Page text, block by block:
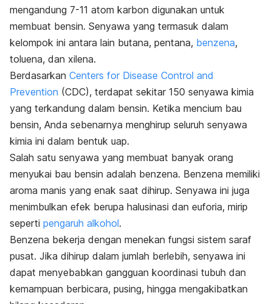
mengandung 7-11 atom karbon digunakan untuk
membuat bensin. Senyawa yang termasuk dalam
kelompok ini antara lain butana, pentana, benzena,
toluena, dan xilena.
Berdasarkan Centers for Disease Control and
Prevention (CDC), terdapat sekitar 150 senyawa kimia
yang terkandung dalam bensin. Ketika mencium bau
bensin, Anda sebenarnya menghirup seluruh senyawa
kimia ini dalam bentuk uap.
Salah satu senyawa yang membuat banyak orang
menyukai bau bensin adalah benzena. Benzena memiliki
aroma manis yang enak saat dihirup. Senyawa ini juga
menimbulkan efek berupa halusinasi dan euforia, mirip
seperti pengaruh alkohol.
Benzena bekerja dengan menekan fungsi sistem saraf
pusat. Jika dihirup dalam jumlah berlebih, senyawa ini
dapat menyebabkan gangguan koordinasi tubuh dan
kemampuan berbicara, pusing, hingga mengakibatkan